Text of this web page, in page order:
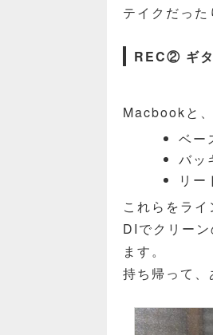
テイクだっ
REC② ギ
Macbookと
ベー
バッ
リー
これらをライ
DIでクリー
ます。
持ち帰って、